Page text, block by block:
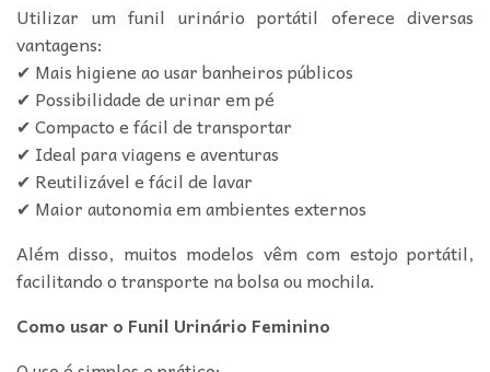
Utilizar um funil urinário portátil oferece diversas
vantagens:
✔ Mais higiene ao usar banheiros públicos
✔ Possibilidade de urinar em pé
✔ Compacto e fácil de transportar
✔ Ideal para viagens e aventuras
✔ Reutilizável e fácil de lavar
✔ Maior autonomia em ambientes externos
Além disso, muitos modelos vêm com estojo portátil,
facilitando o transporte na bolsa ou mochila.
Como usar o Funil Urinário Feminino